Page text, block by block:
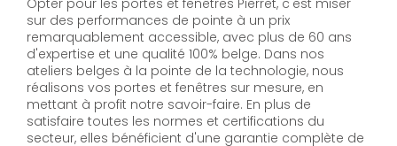
sur des performances de pointe à un prix
remarquablement accessible, avec plus de 60 ans
d'expertise et une qualité 100% belge. Dans nos
ateliers belges à la pointe de la technologie, nous
réalisons vos portes et fenêtres sur mesure, en
mettant à profit notre savoir-faire. En plus de
satisfaire toutes les normes et certifications du
secteur, elles bénéficient d'une garantie complète de